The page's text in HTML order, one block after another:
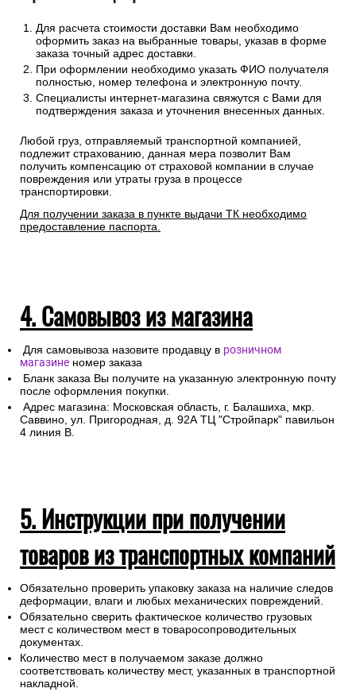
Для расчета стоимости доставки Вам необходимо
оформить заказ на выбранные товары, указав в форме
заказа точный адрес доставки.
При оформлении необходимо указать ФИО получателя
полностью, номер телефона и электронную почту.
Специалисты интернет-магазина свяжутся с Вами для
подтверждения заказа и уточнения внесенных данных.
Любой груз, отправляемый транспортной компанией,
подлежит страхованию, данная мера позволит Вам
получить компенсацию от страховой компании в случае
повреждения или утраты груза в процессе
транспортировки.
Для получении заказа в пункте выдачи ТК необходимо
предоставление паспорта.
4. Самовывоз из магазина
Для самовывоза назовите продавцу в розничном
магазине номер заказа
Бланк заказа Вы получите на указанную электронную почту
после оформления покупки.
Адрес магазина: Московская область, г. Балашиха, мкр.
Саввино, ул. Пригородная, д. 92А ТЦ "Стройпарк" павильон
4 линия В.
5. Инструкции при получении
товаров из транспортных компаний
Обязательно проверить упаковку заказа на наличие следов
деформации, влаги и любых механических повреждений.
Обязательно сверить фактическое количество грузовых
мест с количеством мест в товаросопроводительных
документах.
Количество мест в получаемом заказе должно
соответствовать количеству мест, указанных в транспортной
накладной.